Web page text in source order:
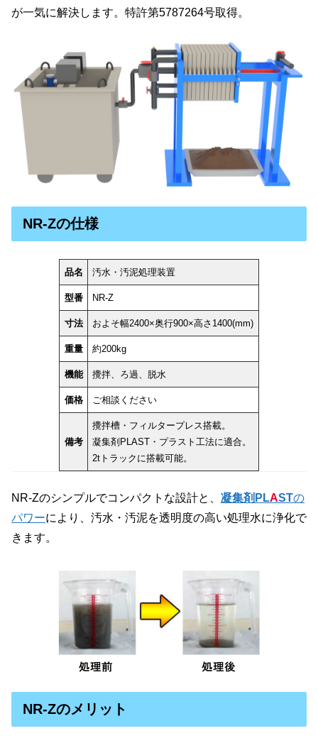
が一気に解決します。特許第5787264号取得。
NR-Zの仕様
品名 汚水・汚泥処理装置
型番 NR-Z
寸法 およそ幅2400×奥行900×高さ1400(mm)
重量 約200kg
機能 攪拌、ろ過、脱水
価格 ご相談ください
備考
攪拌槽・フィルタープレス搭載。
凝集剤PLAST・プラスト工法に適合。
2tトラックに搭載可能。
NR-Zのシンプルでコンパクトな設計と、 凝集剤PLASTの
パワーにより、汚水・汚泥を透明度の高い処理水に浄化で
きます。
NR-Zのメリット